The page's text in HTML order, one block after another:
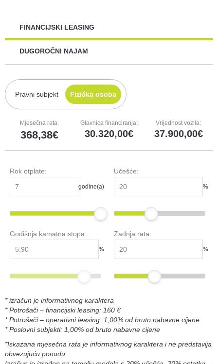
FINANCIJSKI LEASING
DUGOROČNI NAJAM
Pravni subjekt Fizička osoba
Mjesečna rata:
368,38
Glavnica financiranja:
30.320,00
Vrijednost vozila:
37.900,00
Rok otplate:
godine(a)
Učešće:
%
Godišnja kamatna stopa:
%
Zadnja rata:
%
* izračun je informativnog karaktera
* Potrošači – financijski leasing: 160 €
* Potrošači – operativni leasing: 1,00% od bruto nabavne cijene
* Poslovni subjekti: 1,00% od bruto nabavne cijene
*Iskazana mjesečna rata je informativnog karaktera i ne predstavlja
obvezujuću ponudu.